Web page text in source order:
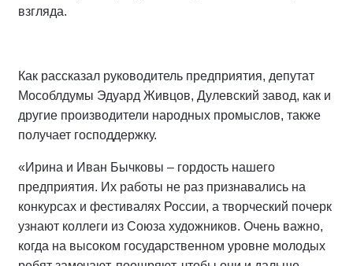
взгляда.
Как рассказал руководитель предприятия, депутат
Мособлдумы Эдуард Живцов, Дулевский завод, как и
другие производители народных промыслов, также
получает господдержку.
«Ирина и Иван Бычковы – гордость нашего
предприятия. Их работы не раз признавались на
конкурсах и фестивалях России, а творческий почерк
узнают коллеги из Союза художников. Очень важно,
когда на высоком государственном уровне молодых